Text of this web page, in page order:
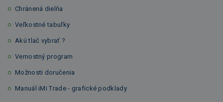
Chránená dielňa
Veľkostné tabuľky
Akú tlač vybrať ?
Vernostný program
Možnosti doručenia
Manuál iMi Trade - grafické podklady